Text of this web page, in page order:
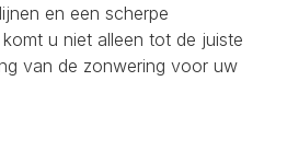
en een scherpe
u niet alleen tot de juiste
van de zonwering voor uw